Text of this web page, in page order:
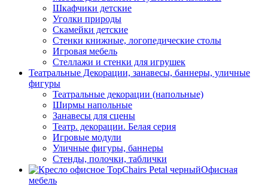
Шкафчики детские
Уголки природы
Скамейки детские
Стенки книжные, логопедические столы
Игровая мебель
Стеллажи и стенки для игрушек
Театральные Декорации, занавесы, баннеры, уличные
фигуры
Театральные декорации (напольные)
Ширмы напольные
Занавесы для сцены
Театр. декорации. Белая серия
Игровые модули
Уличные фигуры, баннеры
Стенды, полочки, таблички
Офисная
мебель